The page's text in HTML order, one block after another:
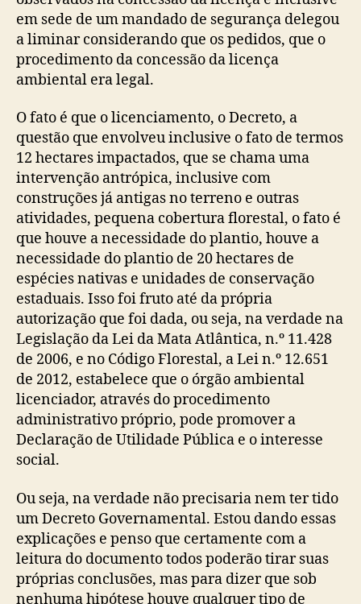
em sede de um mandado de segurança delegou
a liminar considerando que os pedidos, que o
procedimento da concessão da licença
ambiental era legal.
O fato é que o licenciamento, o Decreto, a
questão que envolveu inclusive o fato de termos
12 hectares impactados, que se chama uma
intervenção antrópica, inclusive com
construções já antigas no terreno e outras
atividades, pequena cobertura florestal, o fato é
que houve a necessidade do plantio, houve a
necessidade do plantio de 20 hectares de
espécies nativas e unidades de conservação
estaduais. Isso foi fruto até da própria
autorização que foi dada, ou seja, na verdade na
Legislação da Lei da Mata Atlântica, n.º 11.428
de 2006, e no Código Florestal, a Lei n.º 12.651
de 2012, estabelece que o órgão ambiental
licenciador, através do procedimento
administrativo próprio, pode promover a
Declaração de Utilidade Pública e o interesse
social.
Ou seja, na verdade não precisaria nem ter tido
um Decreto Governamental. Estou dando essas
explicações e penso que certamente com a
leitura do documento todos poderão tirar suas
próprias conclusões, mas para dizer que sob
nenhuma hipótese houve qualquer tipo de